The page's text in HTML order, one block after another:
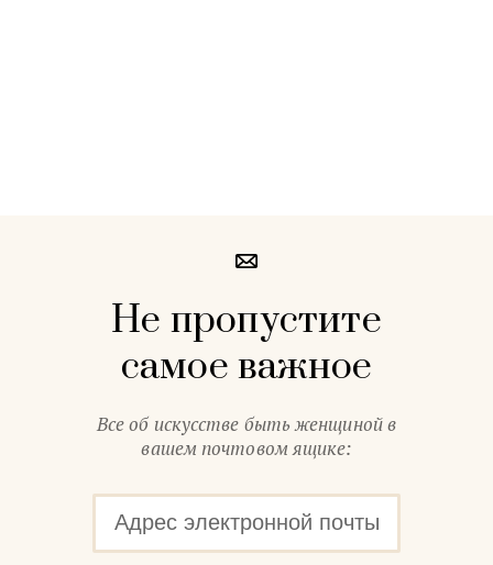
Не пропустите
самое важное
Все об искусстве быть женщиной в
вашем почтовом ящике: